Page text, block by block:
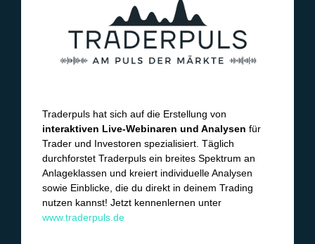
Traderpuls hat sich auf die Erstellung von
interaktiven Live-Webinaren und Analysen für
Trader und Investoren spezialisiert. Täglich
durchforstet Traderpuls ein breites Spektrum an
Anlageklassen und kreiert individuelle Analysen
sowie Einblicke, die du direkt in deinem Trading
nutzen kannst! Jetzt kennenlernen unter
www.traderpuls.de